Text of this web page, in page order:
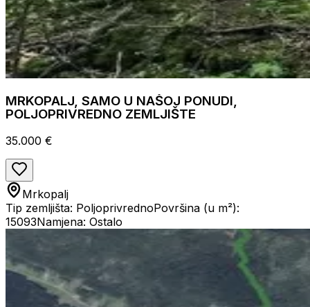
MRKOPALJ, SAMO U NAŠOJ PONUDI,
POLJOPRIVREDNO ZEMLJIŠTE
35.000 €
Mrkopalj
Tip zemljišta: PoljoprivrednoPovršina (u m²):
15093Namjena: Ostalo